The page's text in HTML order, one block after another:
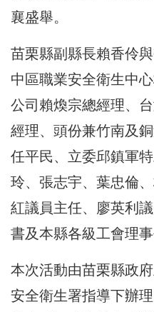
襄盛舉。
苗栗縣副縣長賴香伶
中區職業安全衛生中
公司賴煥宗總經理、
經理、頭份兼竹南及
任平民、立委邱鎮軍
玲、張志宇、葉忠倫
紅議員主任、廖英利
書及本縣各級工會理
本次活動由苗栗縣政
安全衛生署指導下辦